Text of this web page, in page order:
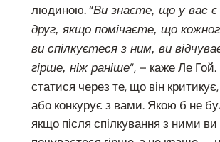
людиною. “Ви знаєте, що у вас є
друг, якщо помічаєте, що
ви спілкуєтеся з ним, ви
гірше, ніж раніше“, – каже Ле
статися через те, що він
або конкурує з вами. Якою б не
якщо після спілкування з ними ви